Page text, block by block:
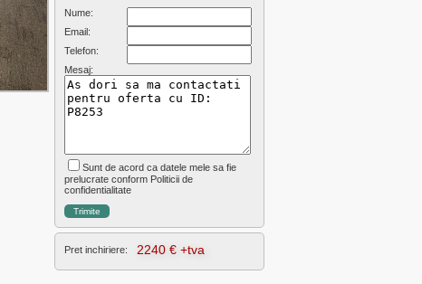
Nume:
Email:
Telefon:
Mesaj:
Sunt de acord ca datele mele sa fie
prelucrate conform Politicii de
confidentialitate
Pret inchiriere: 2240 € +tva